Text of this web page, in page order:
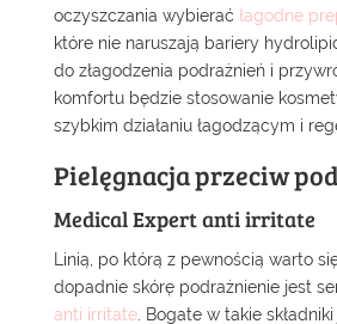
oczyszczania wybierać łagodne
które nie naruszają bariery
do złagodzenia podrażnień i
komfortu będzie stosowanie
szybkim działaniu łagodzącym i
Pielęgnacja przeciw
Medical Expert anti irritate
Linią, po którą z pewnością warto
dopadnie skórę podrażnienie jest
anti irritate. Bogate w takie